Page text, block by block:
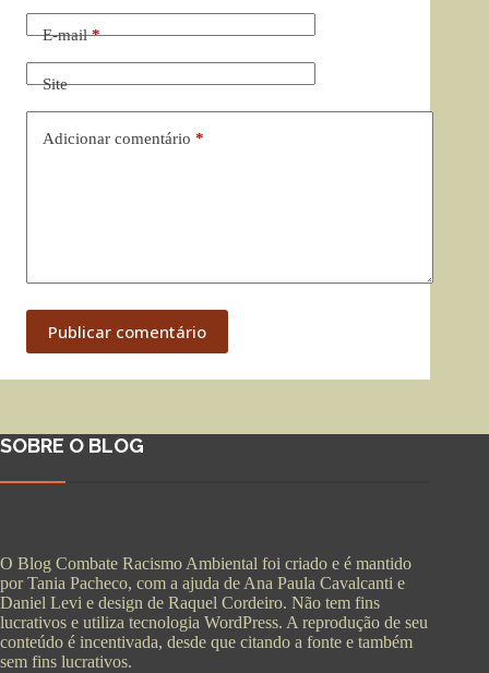
E-mail*
Site
Adicionar comentário *
Publicar comentário
SOBRE O BLOG
O Blog Combate Racismo Ambiental foi criado e é mantido
por Tania Pacheco, com a ajuda de Ana Paula Cavalcanti e
Daniel Levi e design de Raquel Cordeiro. Não tem fins
lucrativos e utiliza tecnologia WordPress. A reprodução de seu
conteúdo é incentivada, desde que citando a fonte e também
sem fins lucrativos.